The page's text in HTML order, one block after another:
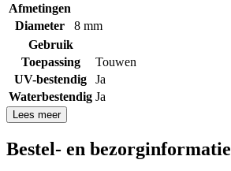
Afmetingen
Diameter
8 mm
Gebruik
Toepassing
Touwen
UV-bestendig
Ja
Waterbestendig Ja
Lees meer
Bestel- en bezorginformatie